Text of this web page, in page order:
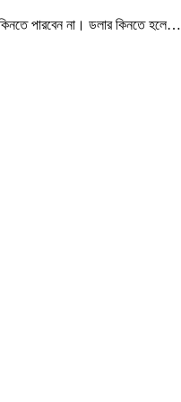
পারবেন না। ডলার কিনতে হলে…